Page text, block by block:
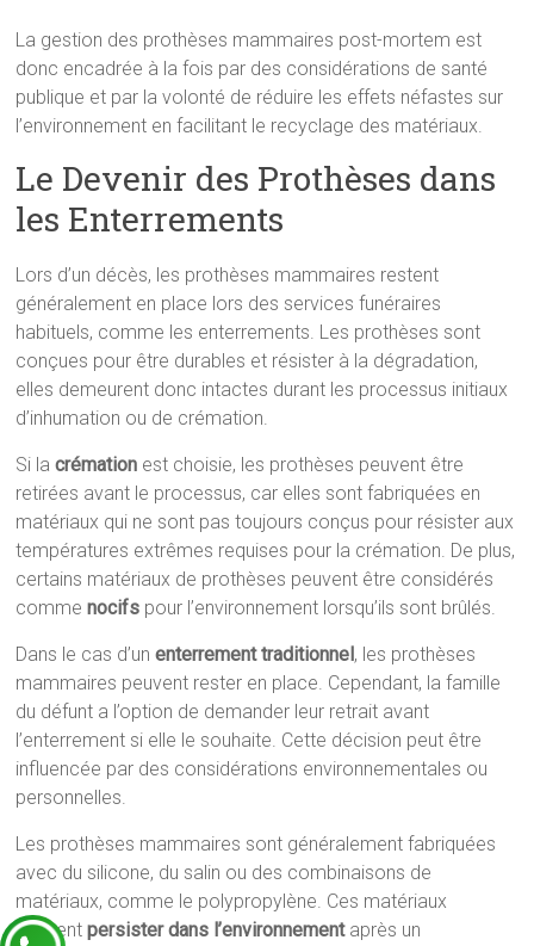
La gestion des prothèses mammaires post-mortem est
donc encadrée à la fois par des considérations de santé
publique et par la volonté de réduire les effets néfastes sur
l’environnement en facilitant le recyclage des matériaux.
Le Devenir des Prothèses dans
les Enterrements
Lors d’un décès, les prothèses mammaires restent
généralement en place lors des services funéraires
habituels, comme les enterrements. Les prothèses sont
conçues pour être durables et résister à la dégradation,
elles demeurent donc intactes durant les processus initiaux
d’inhumation ou de crémation.
Si lacrémation est choisie, les prothèses peuvent être
retirées avant le processus, car elles sont fabriquées en
matériaux qui ne sont pas toujours conçus pour résister aux
températures extrêmes requises pour la crémation. De plus,
certains matériaux de prothèses peuvent être considérés
commenocifs pour l’environnement lorsqu’ils sont brûlés.
Dans le cas d’unenterrement traditionnel, les prothèses
mammaires peuvent rester en place. Cependant, la famille
du défunt a l’option de demander leur retrait avant
l’enterrement si elle le souhaite. Cette décision peut être
influencée par des considérations environnementales ou
personnelles.
Les prothèses mammaires sont généralement fabriquées
avec du silicone, du salin ou des combinaisons de
matériaux, comme le polypropylène. Ces matériaux
peuventpersister dans l’environnementaprès un